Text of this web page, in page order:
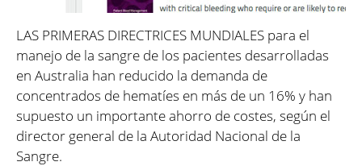
LAS PRIMERAS DIRECTRICES MUNDIALES para el
manejo de la sangre de los pacientes desarrolladas
en Australia han reducido la demanda de
concentrados de hematíes en más de un 16% y han
supuesto un importante ahorro de costes, según el
director general de la Autoridad Nacional de la
Sangre.